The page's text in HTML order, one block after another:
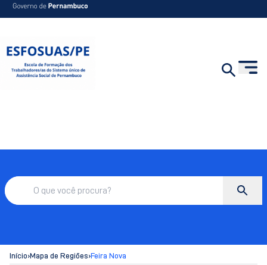
Início›Mapa de Regiões›Feira Nova